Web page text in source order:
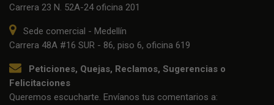
Carrera 23 N. 52A-24 oficina 201
Sede comercial - Medellín
Carrera 48A #16 SUR - 86, piso 6, oficina 619
Peticiones, Quejas, Reclamos, Sugerencias o
Felicitaciones
Queremos escucharte. Envíanos tus comentarios a: